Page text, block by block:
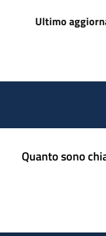
Ultimo
Quanto sono